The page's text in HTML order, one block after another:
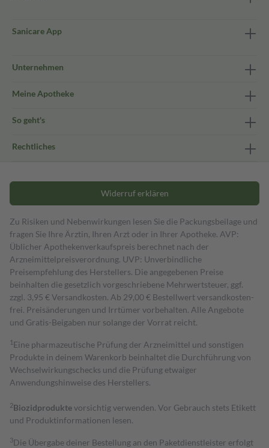
Sanicare App
Unternehmen
Meine Apotheke
So geht's
Rechtliches
Widerruf erklären
Zu Risiken und Nebenwirkungen lesen Sie die Packungsbeilage und
fragen Sie Ihre Ärztin, Ihren Arzt oder in Ihrer Apotheke. AVP:
Üblicher Apothekenverkaufspreis berechnet nach der
Arzneimittelpreisverordnung. UVP: Unverbindliche
Preisempfehlung des Herstellers. Die angegebenen Preise
beinhalten die gesetzlich vorgeschriebene Mehrwertsteuer, ggf.
zzgl. 3,95 € Versandkosten. Ab 29,00 € Bestell­wert versand­kosten­
frei. Preisänderungen und Irrtümer vorbehalten. Alle Angebote
und Gratis-Beigaben nur solange der Vorrat reicht.
1 Eine pharmazeutische Prüfung der Arzneimittel und sonstigen
Produkte in deinem Warenkorb beinhaltet die Durchführung von
Wechselwirkungschecks und die Prüfung etwaiger
Anwendungshinweise des Herstellers.
2Biozidproduktevorsichtig verwenden. Vor Gebrauch stets Etikett
und Produktinformationen lesen.
3Die Übergabe deiner Bestellung an den Paketdienstleister erfolgt